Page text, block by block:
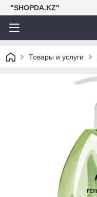
"SHOPDA.KZ"
Товары и услуги